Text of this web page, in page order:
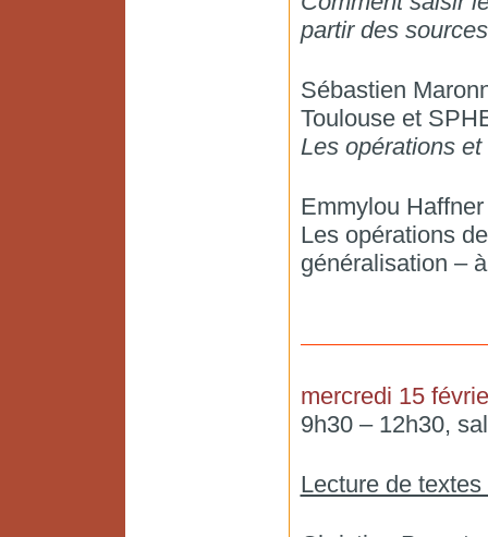
partir des
Sébastien
Toulouse et
Les opérations
Emmylou
Les opérations
généralisation –
mercredi 15
9h30 – 12h30,
Lecture de